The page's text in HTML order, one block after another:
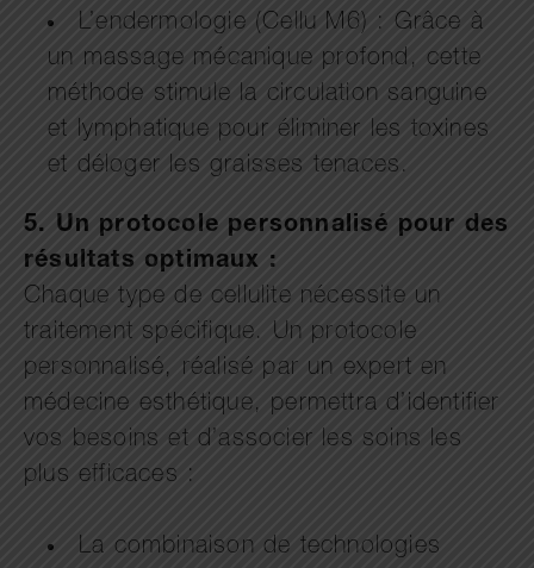
L’endermologie (Cellu M6) : Grâce à
un massage mécanique profond, cette
méthode stimule la circulation sanguine
et lymphatique pour éliminer les toxines
et déloger les graisses tenaces.
5. Un protocole personnalisé pour des
résultats optimaux :
Chaque type de cellulite nécessite un
traitement spécifique. Un protocole
personnalisé, réalisé par un expert en
médecine esthétique, permettra d’identifier
vos besoins et d’associer les soins les
plus efficaces :
La combinaison de technologies